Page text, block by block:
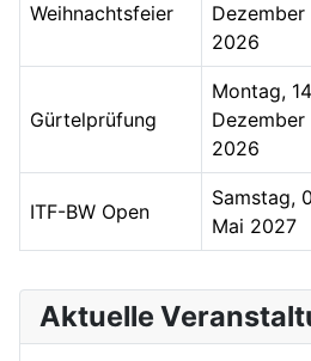
Weihnachtsfeier
Dezember
2026
Gürtelprüfung
Montag,
Dezember
2026
ITF-BW Open
Samstag,
Mai 2027
Aktuelle